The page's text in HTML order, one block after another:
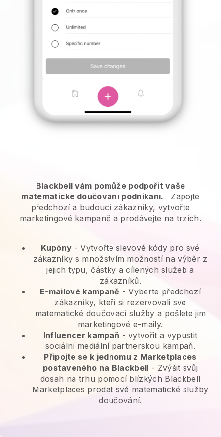
Blackbell vám pomůže podpořit vaše
matematické doučování podnikání.
Zapojte
předchozí a budoucí zákazníky, vytvořte
marketingové kampaně a prodávejte na trzích.
Kupóny - Vytvořte slevové kódy pro své
zákazníky s množstvím možností na výběr z
jejich typu, částky a cílených služeb a
zákazníků.
E-mailové kampaně -Vyberte předchozí
zákazníky, kteří si rezervovali své
matematické doučovací služby a pošlete jim
marketingové e-maily.
Influencer kampaň - vytvořit a vypustit
sociální mediální partnerskou kampaň.
Připojte se k jednomu z Marketplaces
postaveného na Blackbell - Zvýšit svůj
dosah na trhu pomocí blízkých Blackbell
Marketplaces prodat své matematické služby
doučování.